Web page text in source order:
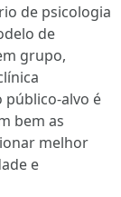
de psicologia
de
grupo,
público-alvo é
bem as
melhor
e